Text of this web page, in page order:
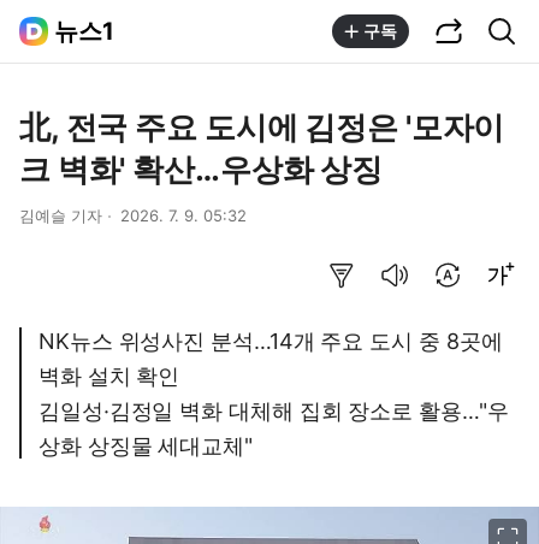
뉴스1 구독
北, 전국 주요 도시에 김정은 '모자이
크 벽화' 확산…우상화 상징
김예슬 기자 2026. 7. 9. 05:32
NK뉴스 위성사진 분석…14개 주요 도시 중 8곳에
벽화 설치 확인
김일성·김정일 벽화 대체해 집회 장소로 활용…"우
상화 상징물 세대교체"